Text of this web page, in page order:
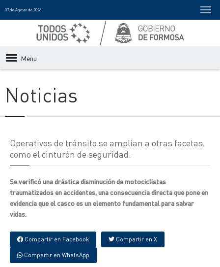
07 de Agosto de 2026
Menu
Noticias
Operativos de tránsito se amplían a otras facetas,
como el cinturón de seguridad.
Se verificó una drástica disminución de motociclistas
traumatizados en accidentes, una consecuencia directa que pone en
evidencia que el casco es un elemento fundamental para salvar
vidas.
Compartir en Facebook Compartir en X
Compartir en WhatsApp